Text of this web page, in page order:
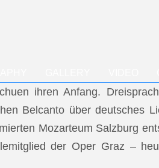
ihren Anfang.
Belcanto über deutsches
Mozarteum Salzburg
der Oper Graz –